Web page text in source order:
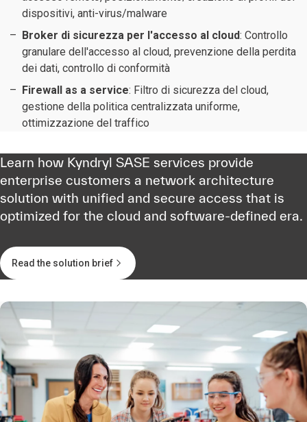
dispositivi, anti-virus/malware
Broker di sicurezza per l'accesso al cloud: Controllo
granulare dell'accesso al cloud, prevenzione della perdita
dei dati, controllo di conformità
Firewall as a service: Filtro di sicurezza del cloud,
gestione della politica centralizzata uniforme,
ottimizzazione del traffico
Learn how Kyndryl SASE services provide
enterprise customers a network architecture
solution with unified and secure access that is
optimized for the cloud and software-defined era.
Read the solution brief